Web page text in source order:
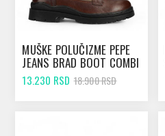
MUŠKE POLUČIZME PEPE
JEANS BRAD BOOT COMBI
COGNAC
13.230 RSD 18.900 RSD